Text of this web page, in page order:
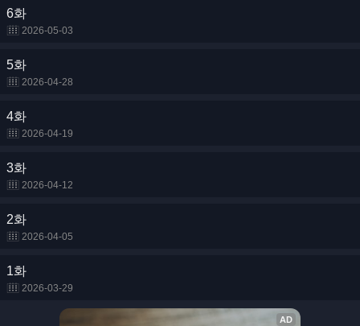
6화
2026-05-03
5화
2026-04-28
4화
2026-04-19
3화
2026-04-12
2화
2026-04-05
1화
2026-03-29